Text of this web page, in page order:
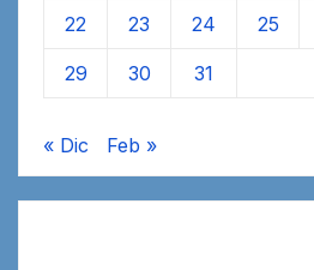
22 23 24 25
29 30 31
« Dic Feb »